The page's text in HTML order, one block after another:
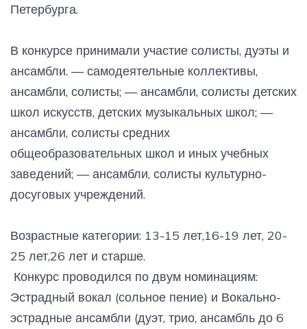
Петербурга.
В конкурсе принимали участие солисты, дуэты и
ансамбли. — самодеятельные коллективы,
ансамбли, солисты; — ансамбли, солисты детских
школ искусств, детских музыкальных школ; —
ансамбли, солисты средних
общеобразовательных школ и иных учебных
заведений; — ансамбли, солисты культурно-
досуговых учреждений.
Возрастные категории: 13-15 лет,16-19 лет, 20-
25 лет,26 лет и старше.
Конкурс проводился по двум номинациям:
Эстрадный вокал (сольное пение) и Вокально-
эстрадные ансамбли (дуэт, трио, ансамбль до 6